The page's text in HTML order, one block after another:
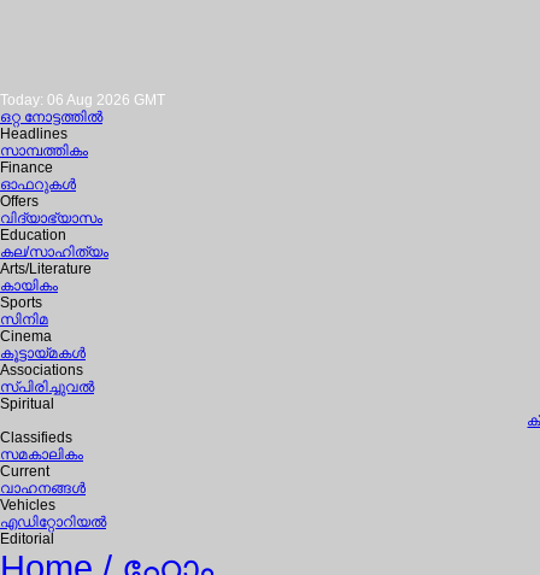
Today: 06 Aug 2026 GMT
ഒറ്റ നോട്ടത്തില്‍
Headlines
സാമ്പത്തികം
Finance
ഓഫറുകള്‍
Offers
വിദ്യാഭ്യാസം
Education
കല/സാഹിത്യം
Arts/Literature
കായികം
Sports
സിനിമ
Cinema
കൂട്ടായ്മകള്‍
Associations
സ്പിരിച്ചുവല്‍
Spiritual
Classifieds
സമകാലികം
Current
വാഹനങ്ങള്‍
Vehicles
എഡിറ്റോറിയല്‍
Editorial